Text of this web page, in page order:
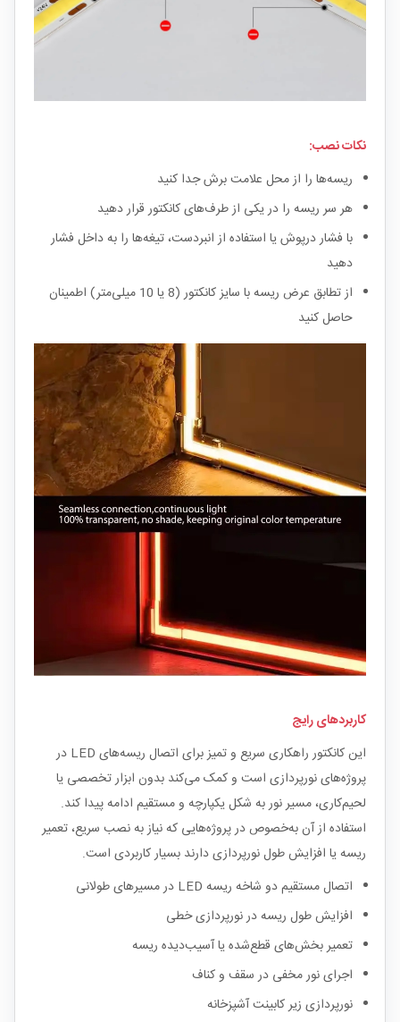
نکات نصب:
ریسه‌ها را از محل علامت برش جدا کنید
هر سر ریسه را در یکی از طرف‌های کانکتور قرار دهید
با فشار درپوش یا استفاده از انبردست، تیغه‌ها را به داخل فشار
دهید
از تطابق عرض ریسه با سایز کانکتور (8 یا 10 میلی‌متر) اطمینان
حاصل کنید
کاربردهای رایج
این کانکتور راهکاری سریع و تمیز برای اتصال ریسه‌های LED در
پروژه‌های نورپردازی است و کمک می‌کند بدون ابزار تخصصی یا
لحیم‌کاری، مسیر نور به شکل یکپارچه و مستقیم ادامه پیدا کند.
استفاده از آن به‌خصوص در پروژه‌هایی که نیاز به نصب سریع، تعمیر
ریسه یا افزایش طول نورپردازی دارند بسیار کاربردی است.
اتصال مستقیم دو شاخه ریسه LED در مسیرهای طولانی
افزایش طول ریسه در نورپردازی خطی
تعمیر بخش‌های قطع‌شده یا آسیب‌دیده ریسه
اجرای نور مخفی در سقف و کناف
نورپردازی زیر کابینت آشپزخانه